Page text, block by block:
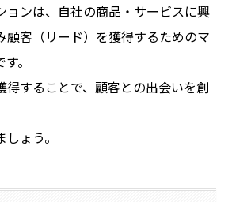
ョンは、自社の商品・サービスに興
顧客（リード）を獲得するためのマ
。
得することで、顧客との出会いを創
ょう。